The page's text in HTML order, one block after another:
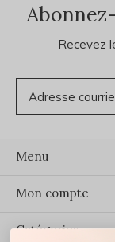
Recevez
Menu
Mon compte
Catégories